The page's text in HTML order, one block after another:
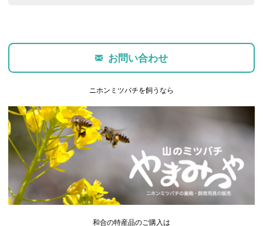
お問い合わせ
ニホンミツバチを飼うなら
和合の特産品のご購入は